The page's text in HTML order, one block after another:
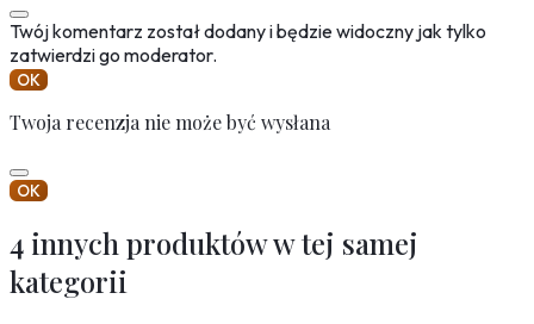
Twój komentarz został dodany i będzie widoczny jak tylko
zatwierdzi go moderator.
OK
Twoja recenzja nie może być wysłana
OK
4 innych produktów w tej samej
kategorii